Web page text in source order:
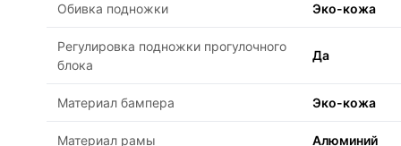
Обивка подножки Эко-кожа
Регулировка подножки прогулочного
блока
Да
Материал бампера Эко-кожа
Материал рамы Алюминий